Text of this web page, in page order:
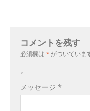
コメントを残す
必須欄は * がついていま
。
メッセージ *